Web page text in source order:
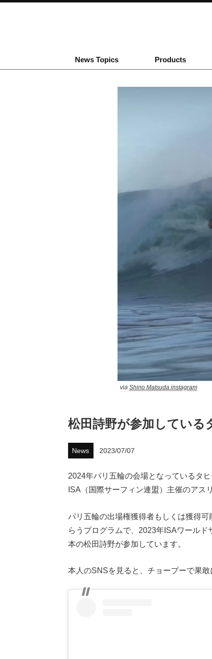
News Topics Products
via Shino Matsuda instagram
松田詩野が参加している
News 2023/07/07
2024年パリ五輪の会場となっているタ
ISA（国際サーフィン連盟）主催のアス
パリ五輪の出場権獲得者もしくは獲得
らうプログラムで、2023年ISAワール
本の松田詩野が参加しています。
本人のSNSを見ると、チョープーで果